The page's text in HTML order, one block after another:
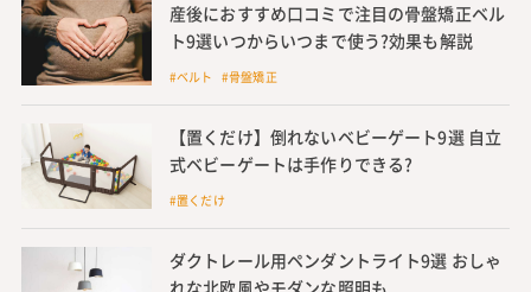
産後におすすめ口コミで注目の骨盤矯正ベル
ト9選いつからいつまで使う?効果も解説
#ベルト #骨盤矯正
【置くだけ】倒れないベビーゲート9選 自立
式ベビーゲートは手作りできる?
#置くだけ
ダクトレール用ペンダントライト9選 おしゃ